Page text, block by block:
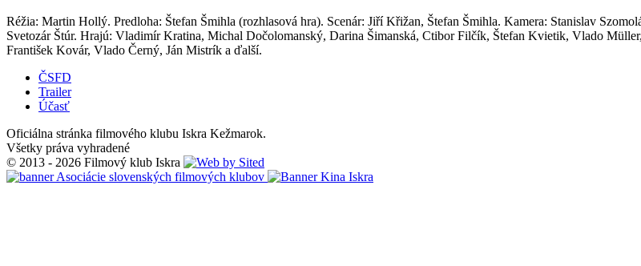
Réžia: Martin Hollý. Predloha: Štefan Šmihla (rozhlasová hra). Scenár: Jiří Křižan, Štefan Šmihla. Kamera: Stanislav
Svetozár Štúr. Hrajú: Vladimír Kratina, Michal Dočolomanský, Darina Šimanská, Ctibor Filčík, Štefan Kvietik, Vlado
František Kovár, Vlado Černý, Ján Mistrík a ďalší.
ČSFD
Trailer
Účasť
Oficiálna stránka filmového klubu Iskra Kežmarok.
Všetky práva vyhradené
© 2013 - 2026 Filmový klub Iskra